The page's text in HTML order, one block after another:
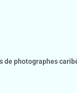
de photographes